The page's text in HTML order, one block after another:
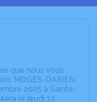
que nous vous
MOGES-DARIEN
2025 à Sainte-
le jeudi 13